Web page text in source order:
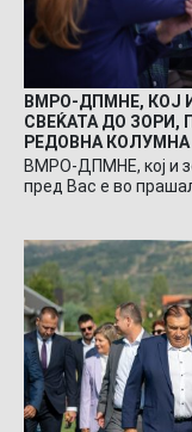
ВМРО-ДПМНЕ, КОЈ
СВЕЌАТА ДО ЗОРИ,
РЕДОВНА
ВМРО-ДПМНЕ, кој и
пред Вас е во